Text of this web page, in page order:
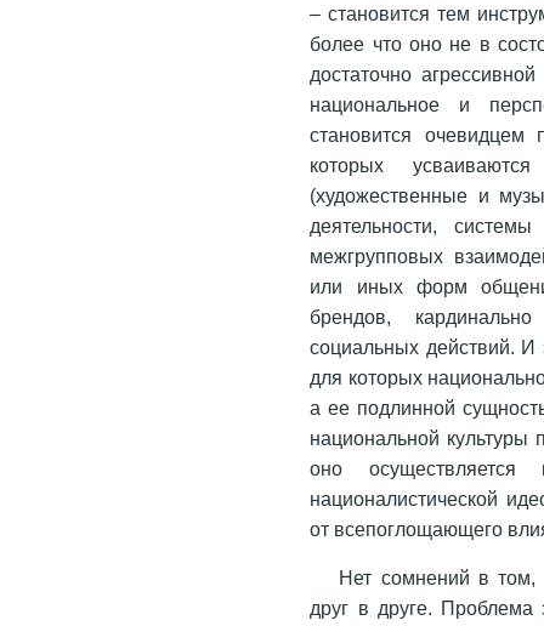
– становится тем
более что оно не в
достаточно
национальное и
становится очевидцем
которых
(художественные и
деятельности,
межгрупповых
или иных форм
брендов,
социальных действий. И
для которых
а ее подлинной
национальной культуры
оно
националистической
от всепоглощающего
Нет сомнений в том,
друг в друге. Проблема